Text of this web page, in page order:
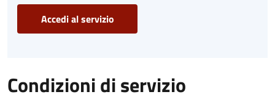
Accedi al servizio
Condizioni di servizio